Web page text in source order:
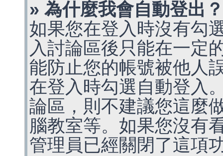
» 為什麼我會自動登出？
如果您在登入時沒有勾
入討論區後只能在一定
能防止您的帳號被他人
在登入時勾選自動登入
論區，則不建議您這麼
腦教室等。如果您沒有
管理員已經關閉了這項